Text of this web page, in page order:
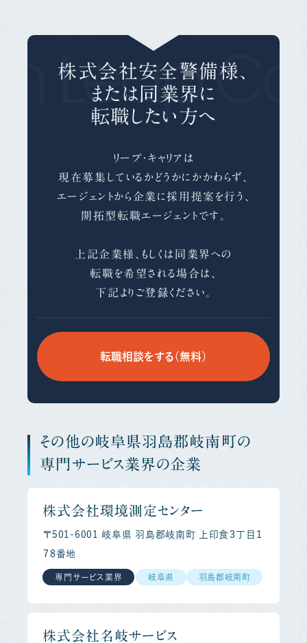
Leap
株式会社安全警備様、
または同業界に
転職したい方へ
リープ・キャリアは
現在募集しているかどうかにかかわらず、
エージェントから企業に採用提案を行う、
開拓型転職エージェントです。
上記企業様、もしくは同業界への
転職を希望される場合は、
下記よりご登録ください。
転職相談をする（無料）
その他の岐阜県羽島郡岐南町の
専門サービス業界の企業
株式会社環境測定センター
〒501-6001 岐阜県 羽島郡岐南町 上印食３丁目１
７８番地
専門サービス業界 岐阜県 羽島郡岐南町
株式会社名岐サービス